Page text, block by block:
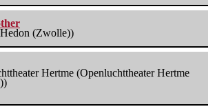
(Zwolle))
Hertme (Openluchttheater Hertme